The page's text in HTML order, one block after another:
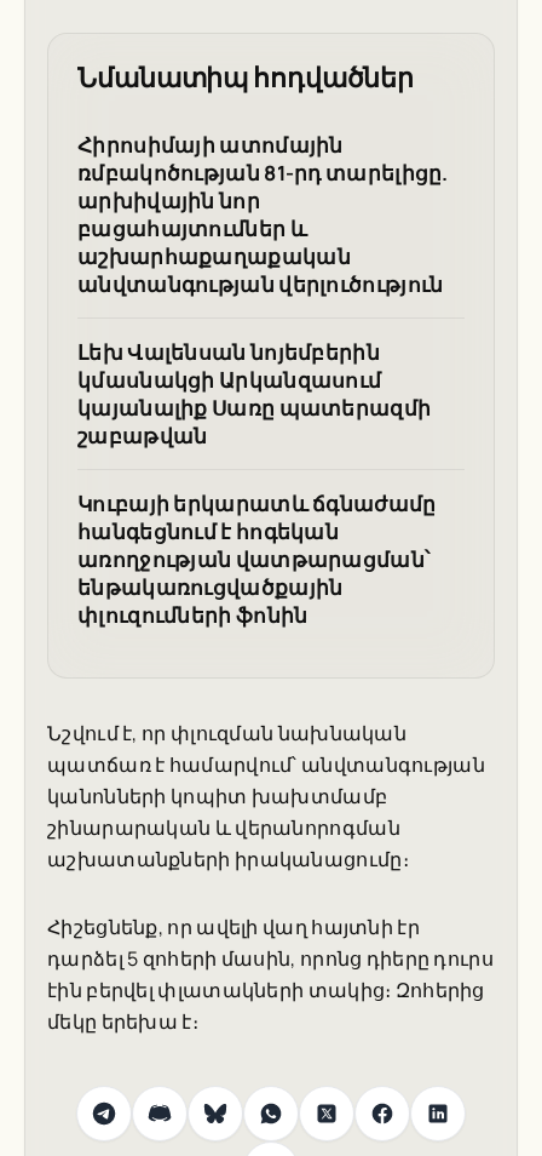
Նմանատիպ հոդվածներ
Հիրոսիմայի ատոմային
ռմբակոծության 81-րդ տարելիցը.
արխիվային նոր
բացահայտումներ և
աշխարհաքաղաքական
անվտանգության վերլուծություն
Լեխ Վալենսան նոյեմբերին
կմասնակցի Արկանզասում
կայանալիք Սառը պատերազմի
շաբաթվան
Կուբայի երկարատև ճգնաժամը
հանգեցնում է հոգեկան
առողջության վատթարացման՝
ենթակառուցվածքային
փլուզումների ֆոնին
Նշվում է, որ փլուզման նախնական
պատճառ է համարվում՝ անվտանգության
կանոնների կոպիտ խախտմամբ
շինարարական և վերանորոգման
աշխատանքների իրականացումը։
Հիշեցնենք, որ ավելի վաղ հայտնի էր
դարձել 5 զոհերի մասին, որոնց դիերը դուրս
էին բերվել փլատակների տակից։ Զոհերից
մեկը երեխա է։